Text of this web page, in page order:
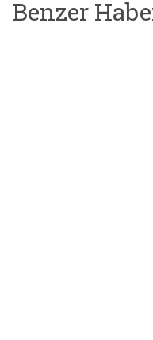
Benzer